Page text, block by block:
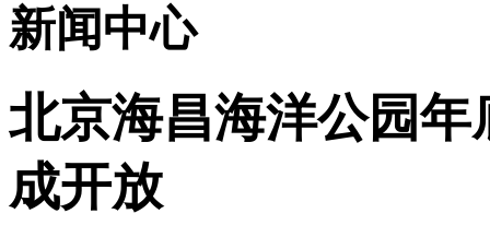
新闻中心
北京海昌海洋公园年
成开放